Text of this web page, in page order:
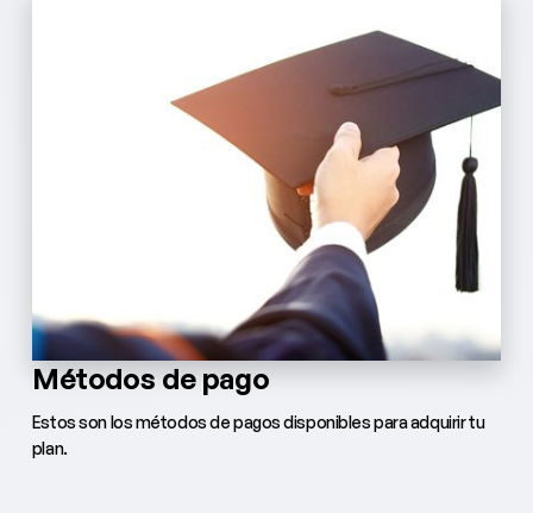
Métodos de pago
Estos son los métodos de pagos disponibles para adquirir tu
plan.